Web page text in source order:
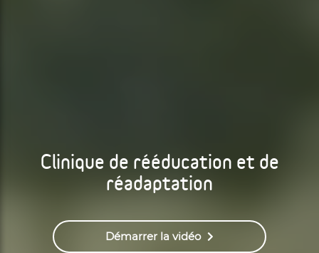
Clinique de rééducation et de
réadaptation
Démarrer la vidéo